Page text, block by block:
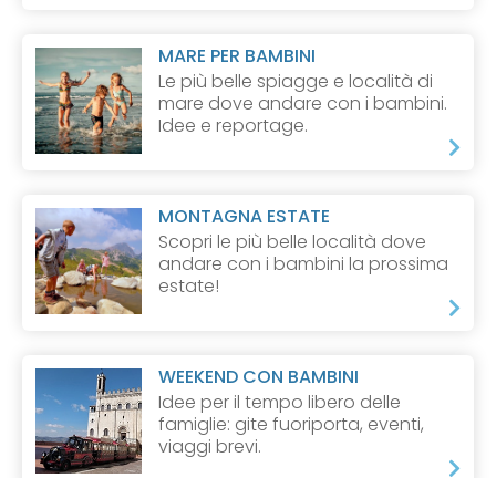
MARE PER BAMBINI
Le più belle spiagge e località di
mare dove andare con i bambini.
Idee e reportage.
MONTAGNA ESTATE
Scopri le più belle località dove
andare con i bambini la prossima
estate!
WEEKEND CON BAMBINI
Idee per il tempo libero delle
famiglie: gite fuoriporta, eventi,
viaggi brevi.